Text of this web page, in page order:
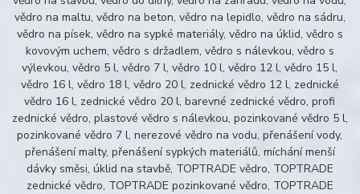
vědro na maltu, vědro na beton, vědro na lepidlo, vědro na sádru,
vědro na písek, vědro na sypké materiály, vědro na úklid, vědro s
kovovým uchem, vědro s držadlem, vědro s nálevkou, vědro s
výlevkou, vědro 5 l, vědro 7 l, vědro 10 l, vědro 12 l, vědro 15 l,
vědro 16 l, vědro 18 l, vědro 20 l, zednické vědro 12 l, zednické
vědro 16 l, zednické vědro 20 l, barevné zednické vědro, profi
zednické vědro, plastové vědro s nálevkou, pozinkované vědro 5 l,
pozinkované vědro 7 l, nerezové vědro na vodu, přenášení vody,
přenášení malty, přenášení sypkých materiálů, míchání menší
dávky směsi, úklid na stavbě, TOPTRADE vědro, TOPTRADE
zednické vědro, TOPTRADE pozinkované vědro, TOPTRADE